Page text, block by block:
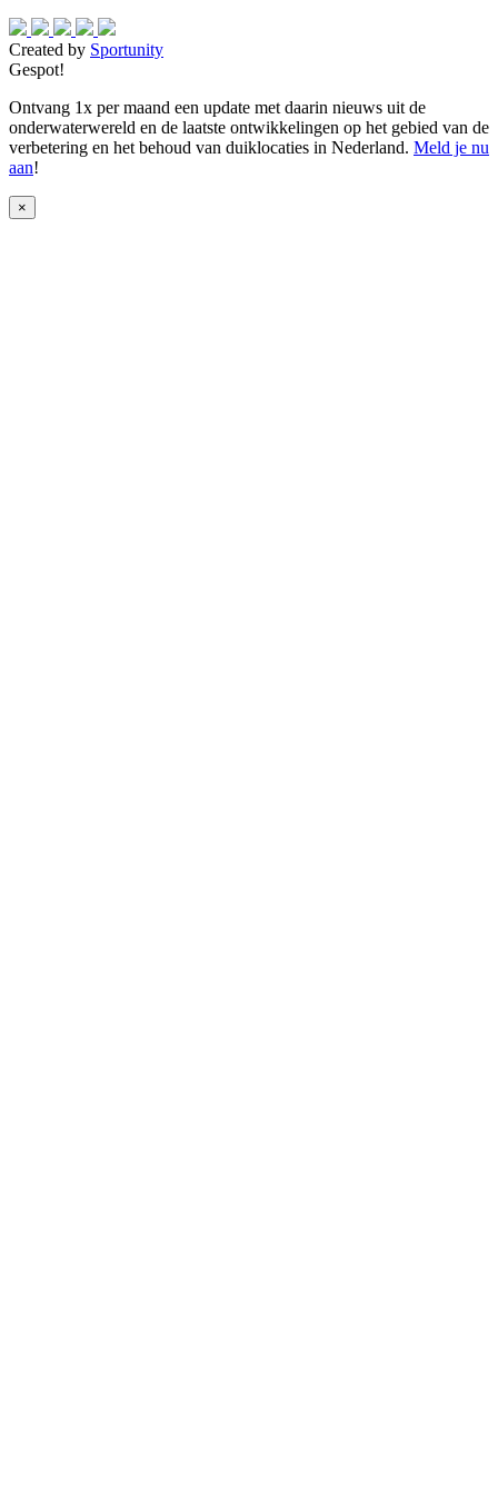
Created by Sportunity
Gespot!
Ontvang 1x per maand een update met daarin nieuws uit de
onderwaterwereld en de laatste ontwikkelingen op het gebied van de
verbetering en het behoud van duiklocaties in Nederland. Meld je nu
aan!
×